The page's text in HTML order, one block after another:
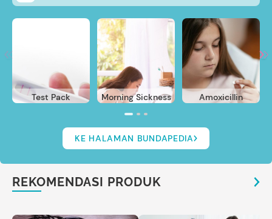
Test Pack Morning Sickness Amoxicillin
KE HALAMAN BUNDAPEDIA
REKOMENDASI PRODUK